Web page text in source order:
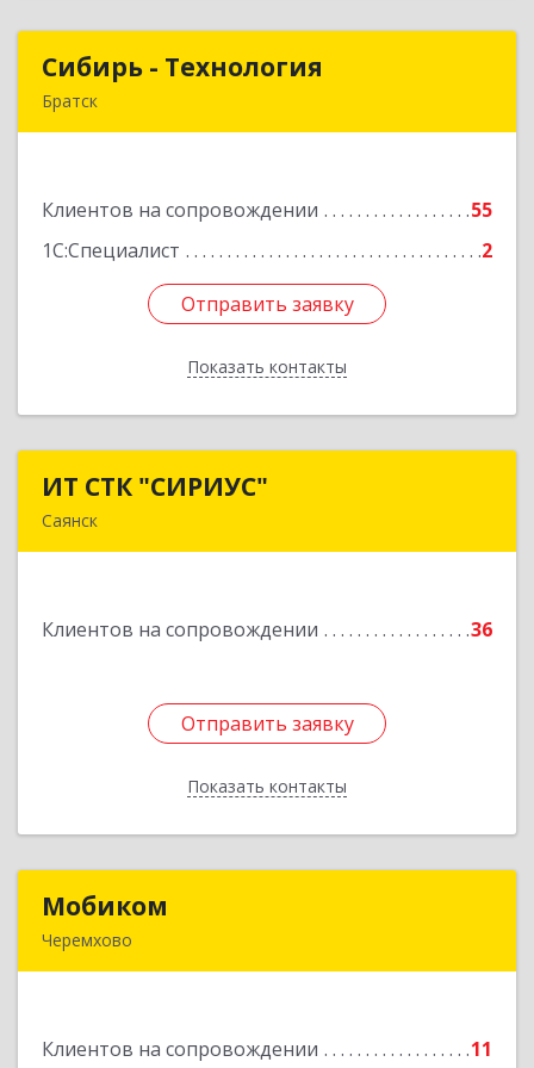
Сибирь - Технология
Братск
Клиентов на сопровождении
55
1С:Специалист
2
Отправить заявку
Показать контакты
Сибирь - Технология
Подробнее
Отправить заявку
Назад
ИТ СТК "СИРИУС"
Саянск
Клиентов на сопровождении 36
Отправить заявку
Показать контакты
ИТ СТК "СИРИУС"
Подробнее
Отправить заявку
Назад
Мобиком
Черемхово
Клиентов на сопровождении 11